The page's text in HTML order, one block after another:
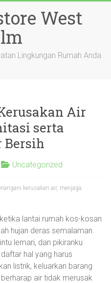
West
Lingkungan Rumah Anda
Air
serta
Bersih
Uncategorized
kerusakan air, menjaga
lantai rumah kos-kosan
hujan deras semalaman.
lemari, dan pikiranku
hal yang harus
listrik, keluarkan barang
air tidak merusak